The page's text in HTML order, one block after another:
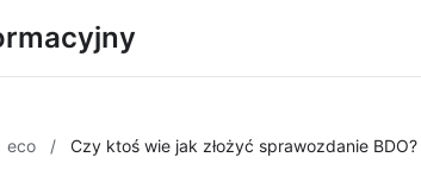
eco / Czy ktoś wie jak złożyć sprawozdanie BDO?